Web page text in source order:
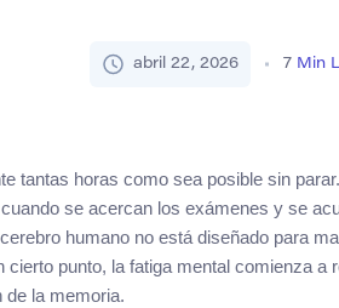
abril 22, 2026 7 Min
tantas horas como sea posible sin
se acercan los exámenes y se
humano no está diseñado para
punto, la fatiga mental comienza a
de la memoria.